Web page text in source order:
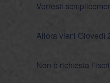
Vorresti
Allora vieni Giovedì
Non è richiesta